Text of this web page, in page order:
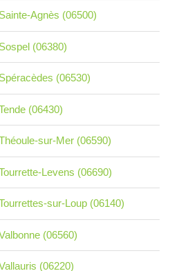
Agnès (06500)
(06380)
(06530)
(06430)
sur-Mer (06590)
Levens (06690)
sur-Loup (06140)
(06560)
(06220)